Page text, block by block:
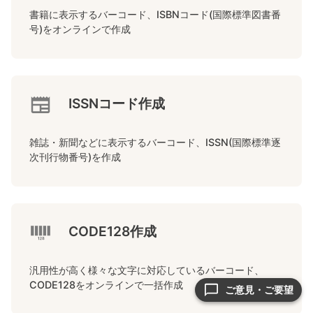
書籍に表示するバーコード、ISBNコード(国際標準図書番
号)をオンラインで作成
ISSNコード作成
雑誌・新聞などに表示するバーコード、ISSN(国際標準逐
次刊行物番号)を作成
CODE128作成
汎用性が高く様々な文字に対応しているバーコード、
CODE128をオンラインで一括作成
ご意見・ご要望